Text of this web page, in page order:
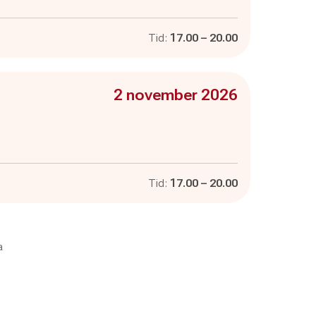
Tid: Pågår mellan
17.00 – och
20.00
Evenemanget är :
2 november 2026
Tid: Pågår mellan
17.00 – och
20.00